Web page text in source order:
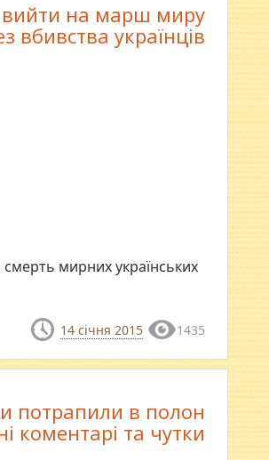
вийти на марш миру
вбивства українців
смерть мирних українських
14 січня 2015 1435
потрапили в полон
коментарі та чутки